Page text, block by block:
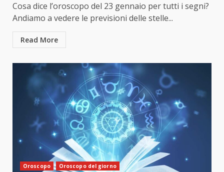
Cosa dice l’oroscopo del 23 gennaio per tutti i segni?
Andiamo a vedere le previsioni delle stelle...
Read More
Oroscopo Oroscopo del giorno